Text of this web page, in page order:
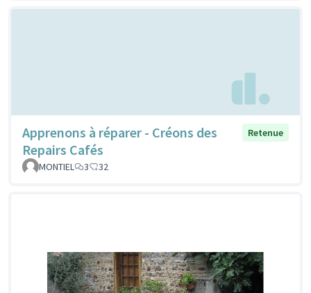
Apprenons à réparer - Créons des
Repairs Cafés
Retenue
MONTIEL 3 32